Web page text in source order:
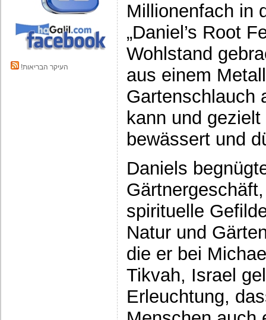
!העיקר הבריאות
Millionenfach in
„Daniel’s Root
Wohlstand
aus einem
Gartenschlauch
kann und
bewässert und
Daniels
spirituelle
Natur und
die er bei
Tikvah, Israel
Erleuchtung,